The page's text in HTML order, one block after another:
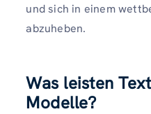
und sich in einem
abzuheben.
Was leisten
Modelle?